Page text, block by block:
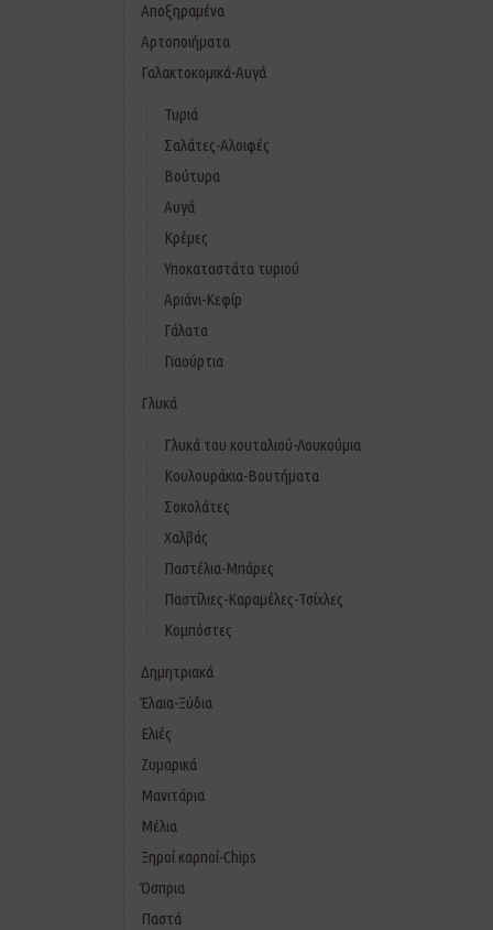
Αποξηραμένα
Αρτοποιήματα
Γαλακτοκομικά-Αυγά
Τυριά
Σαλάτες-Αλοιφές
Βούτυρα
Αυγά
Κρέμες
Υποκαταστάτα τυριού
Αριάνι-Κεφίρ
Γάλατα
Γιαούρτια
Γλυκά
Γλυκά του κουταλιού-Λουκούμια
Κουλουράκια-Βουτήματα
Σοκολάτες
Χαλβάς
Παστέλια-Μπάρες
Παστίλιες-Καραμέλες-Τσίχλες
Κομπόστες
Δημητριακά
Έλαια-Ξύδια
Ελιές
Ζυμαρικά
Μανιτάρια
Μέλια
Ξηροί καρποί-Chips
Όσπρια
Παστά